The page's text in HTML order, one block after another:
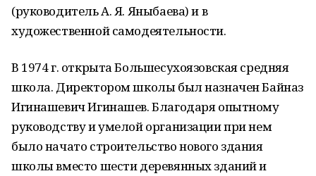
(руководитель А. Я. Яныбаева) и в
художественной самодеятельности.
В 1974 г. открыта Большесухоязовская средняя
школа. Директором школы был назначен Байназ
Игинашевич Игинашев. Благодаря опытному
руководству и умелой организации при нем
было начато строительство нового здания
школы вместо шести деревянных зданий и